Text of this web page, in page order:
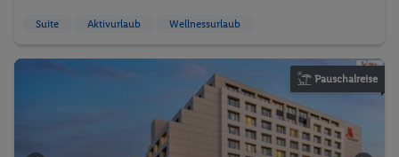
Suite Aktivurlaub Wellnessurlaub
Pauschalreise